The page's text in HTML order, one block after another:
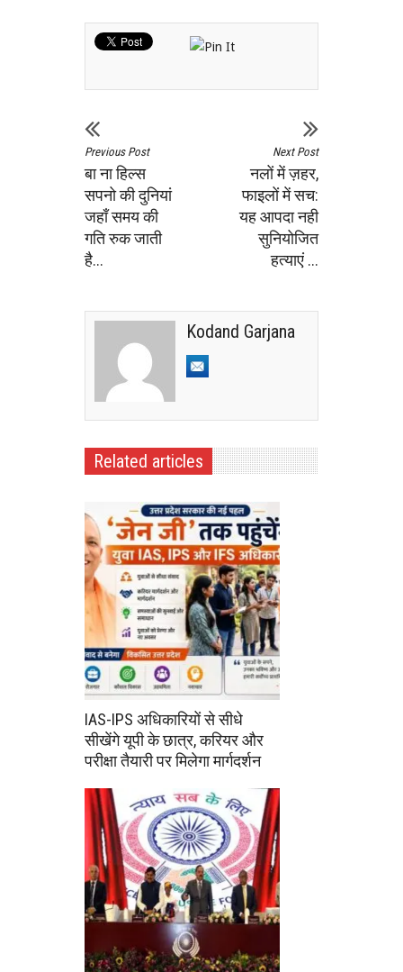
Previous Post
बा ना हिल्स
सपनो की दुनियां
जहाँ समय की
गति रुक जाती
है...
Next Post
नलों में ज़हर,
फाइलों में सच:
यह आपदा नही
सुनियोजित
हत्याएं ...
Kodand Garjana
Related articles
IAS-IPS अधिकारियों से सीधे
सीखेंगे यूपी के छात्र, करियर और
परीक्षा तैयारी पर मिलेगा मार्गदर्शन